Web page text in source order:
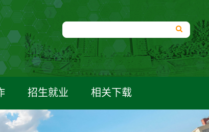
招生就业 相关下载